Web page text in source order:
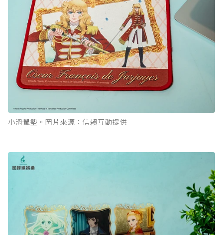
小滑鼠墊。圖片來源：信賴互動提供